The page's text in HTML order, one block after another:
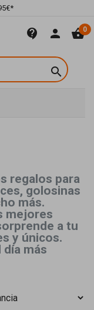
contact_support person shopping_basket0

regalos para
golosinas
más.
mejores
a tu
y únicos.
día más